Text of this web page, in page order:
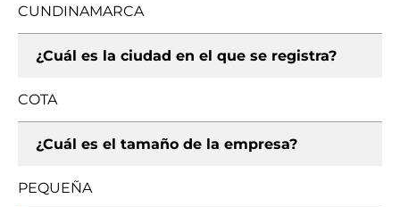
CUNDINAMARCA
¿Cuál es la ciudad en el que se registra?
COTA
¿Cuál es el tamaño de la empresa?
PEQUEÑA